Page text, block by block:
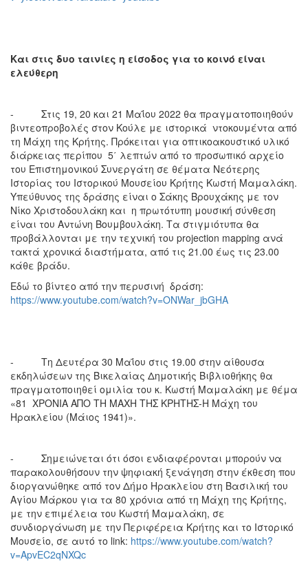
Και στις δυο ταινίες η είσοδος για το κοινό είναι
ελεύθερη
- Στις 19, 20 και 21 Μαΐου 2022 θα πραγματοποιηθούν
βιντεοπροβολές στον Κούλε με ιστορικά ντοκουμέντα από
τη Μάχη της Κρήτης. Πρόκειται για οπτικοακουστικό υλικό
διάρκειας περίπου 5΄ λεπτών από το προσωπικό αρχείο
του Επιστημονικού Συνεργάτη σε θέματα Νεότερης
Ιστορίας του Ιστορικού Μουσείου Κρήτης Κωστή Μαμαλάκη.
Υπεύθυνος της δράσης είναι ο Σάκης Βρουχάκης με τον
Νίκο Χριστοδουλάκη και η πρωτότυπη μουσική σύνθεση
είναι του Αντώνη Βουμβουλάκη. Τα στιγμιότυπα θα
προβάλλονται με την τεχνική του projection mapping ανά
τακτά χρονικά διαστήματα, από τις 21.00 έως τις 23.00
κάθε βράδυ.
Εδώ το βίντεο από την περυσινή δράση:
https://www.youtube.com/watch?v=ONWar_jbGHA
- Τη Δευτέρα 30 Μαΐου στις 19.00 στην αίθουσα
εκδηλώσεων της Βικελαίας Δημοτικής Βιβλιοθήκης θα
πραγματοποιηθεί ομιλία του κ. Κωστή Μαμαλάκη με θέμα
«81 ΧΡΟΝΙΑ ΑΠΟ ΤΗ ΜΑΧΗ ΤΗΣ ΚΡΗΤΗΣ-Η Μάχη του
Ηρακλείου (Μάιος 1941)».
- Σημειώνεται ότι όσοι ενδιαφέρονται μπορούν να
παρακολουθήσουν την ψηφιακή ξενάγηση στην έκθεση που
διοργανώθηκε από τον Δήμο Ηρακλείου στη Βασιλική του
Αγίου Μάρκου για τα 80 χρόνια από τη Μάχη της Κρήτης,
με την επιμέλεια του Κωστή Μαμαλάκη, σε
συνδιοργάνωση με την Περιφέρεια Κρήτης και το Ιστορικό
Μουσείο, σε αυτό το link: https://www.youtube.com/watch?
v=ApvEC2qNXQc